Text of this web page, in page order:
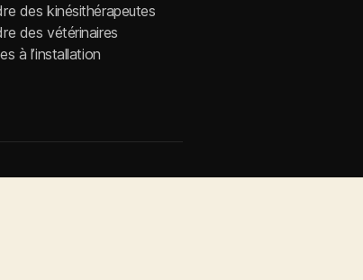
des kinésithérapeutes
des vétérinaires
à l’installation